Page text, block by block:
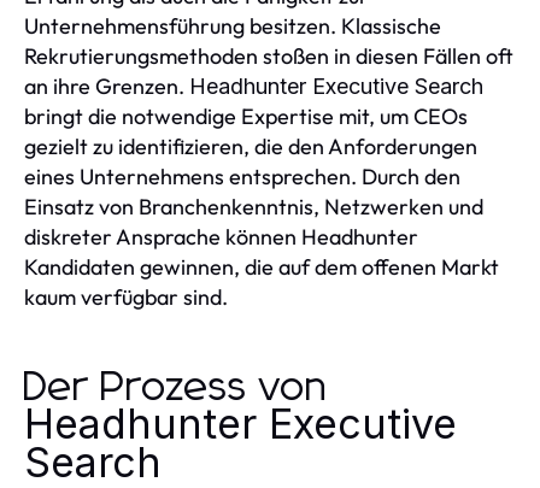
Unternehmensführung besitzen. Klassische
Rekrutierungsmethoden stoßen in diesen Fällen oft
an ihre Grenzen. Headhunter Executive Search
bringt die notwendige Expertise mit, um CEOs
gezielt zu identifizieren, die den Anforderungen
eines Unternehmens entsprechen. Durch den
Einsatz von Branchenkenntnis, Netzwerken und
diskreter Ansprache können Headhunter
Kandidaten gewinnen, die auf dem offenen Markt
kaum verfügbar sind.
Der Prozess von
Headhunter Executive
Search